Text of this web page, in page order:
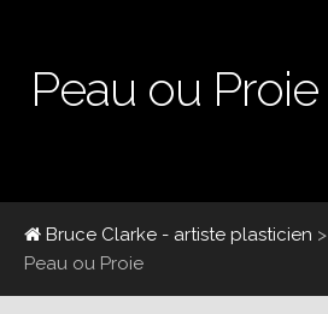
Peau ou Proie
Bruce Clarke - artiste plasticien >
Peau ou Proie